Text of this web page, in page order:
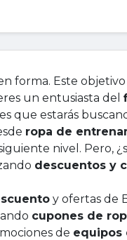
forma. Este
un entusiasta del
que estarás
ropa de
nivel. Pero,
descuentos y
y ofertas de
cupones de
de equipos